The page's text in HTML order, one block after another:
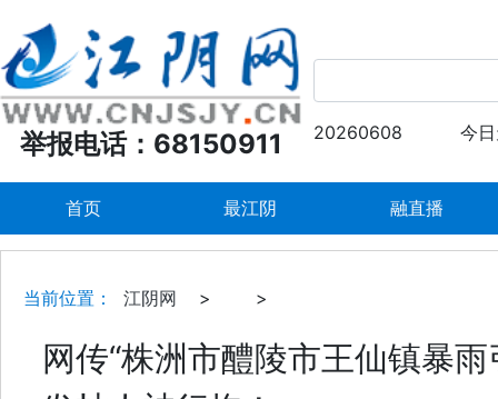
举报电话：68150911 20260608 今
首页 最江阴 融直播
当前位置： 江阴网 > >
网传“株洲市醴陵市王仙镇暴